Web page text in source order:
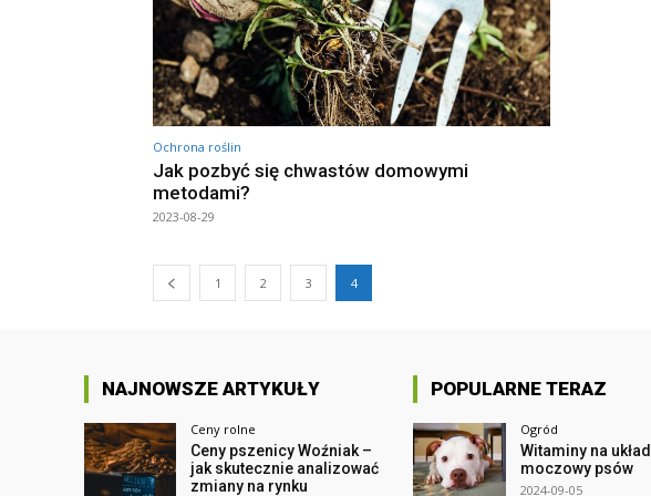
Ochrona roślin
Jak pozbyć się chwastów domowymi
metodami?
2023-08-29
1 2 3 4
NAJNOWSZE ARTYKUŁY
Ceny rolne
Ceny pszenicy Woźniak –
jak skutecznie analizować
zmiany na rynku
POPULARNE TERAZ
Ogród
Witaminy na układ
moczowy psów
2024-09-05